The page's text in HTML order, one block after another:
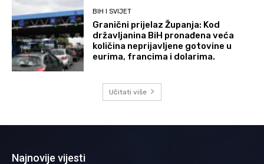
BIH I SVIJET
Granični prijelaz Županja: Kod
državljanina BiH pronađena veća
količina neprijavljene gotovine u
eurima, francima i dolarima.
Učitati više
Najnovije vijesti